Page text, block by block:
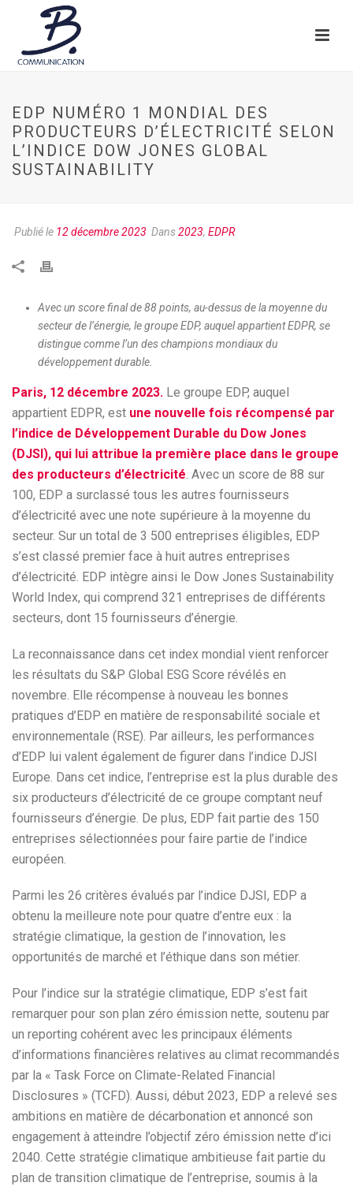
EDP NUMÉRO 1 MONDIAL DES
PRODUCTEURS D’ÉLECTRICITÉ SELON
L’INDICE DOW JONES GLOBAL
SUSTAINABILITY
Publié le 12 décembre 2023 Dans2023, EDPR
Avec un score final de 88 points, au-dessus de la moyenne du
secteur de l’énergie, le groupe EDP, auquel appartient EDPR, se
distingue comme l’un des champions mondiaux du
développement durable.
Paris, 12 décembre 2023. Le groupe EDP, auquel
appartient EDPR, est une nouvelle fois récompensé par
l’indice de Développement Durable du Dow Jones
(DJSI), qui lui attribue la première place dans le groupe
des producteurs d’électricité. Avec un score de 88 sur
100, EDP a surclassé tous les autres fournisseurs
d’électricité avec une note supérieure à la moyenne du
secteur. Sur un total de 3 500 entreprises éligibles, EDP
s’est classé premier face à huit autres entreprises
d’électricité. EDP intègre ainsi le Dow Jones Sustainability
World Index, qui comprend 321 entreprises de différents
secteurs, dont 15 fournisseurs d’énergie.
La reconnaissance dans cet index mondial vient renforcer
les résultats du S&P Global ESG Score révélés en
novembre. Elle récompense à nouveau les bonnes
pratiques d’EDP en matière de responsabilité sociale et
environnementale (RSE). Par ailleurs, les performances
d’EDP lui valent également de figurer dans l’indice DJSI
Europe. Dans cet indice, l’entreprise est la plus durable des
six producteurs d’électricité de ce groupe comptant neuf
fournisseurs d’énergie. De plus, EDP fait partie des 150
entreprises sélectionnées pour faire partie de l’indice
européen.
Parmi les 26 critères évalués par l’indice DJSI, EDP a
obtenu la meilleure note pour quatre d’entre eux : la
stratégie climatique, la gestion de l’innovation, les
opportunités de marché et l’éthique dans son métier.
Pour l’indice sur la stratégie climatique, EDP s’est fait
remarquer pour son plan zéro émission nette, soutenu par
un reporting cohérent avec les principaux éléments
d’informations financières relatives au climat recommandés
par la « Task Force on Climate-Related Financial
Disclosures » (TCFD). Aussi, début 2023, EDP a relevé ses
ambitions en matière de décarbonation et annoncé son
engagement à atteindre l’objectif zéro émission nette d’ici
2040. Cette stratégie climatique ambitieuse fait partie du
plan de transition climatique de l’entreprise, soumis à la